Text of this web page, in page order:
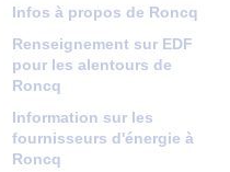
Infos à propos de Roncq
Renseignement sur EDF
pour les alentours de
Roncq
Information sur les
fournisseurs d'énergie à
Roncq